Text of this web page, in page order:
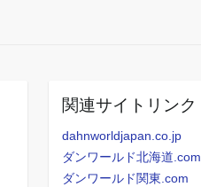
関連サイトリンク
dahnworldjapan.co.jp
ダンワールド北海道.com
ダンワールド関東.com